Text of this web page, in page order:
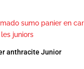
anthracite Junior